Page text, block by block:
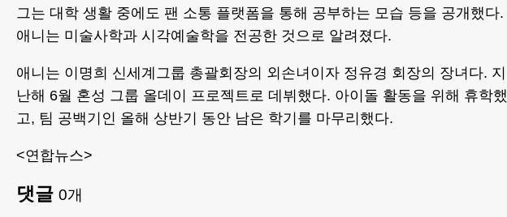
그는 대학 생활 중에도 팬 소통 플랫폼을 통해 공부하는 모습 등을 공개했다.
애니는 미술사학과 시각예술학을 전공한 것으로 알려졌다.
애니는 이명희 신세계그룹 총괄회장의 외손녀이자 정유경 회장의 장녀다. 지
난해 6월 혼성 그룹 올데이 프로젝트로 데뷔했다. 아이돌 활동을 위해 휴학했
고, 팀 공백기인 올해 상반기 동안 남은 학기를 마무리했다.
<연합뉴스>
댓글 0개